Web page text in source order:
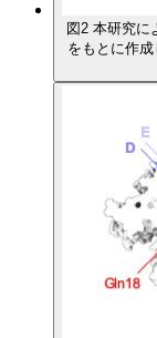
図2 本研究
をもとに作